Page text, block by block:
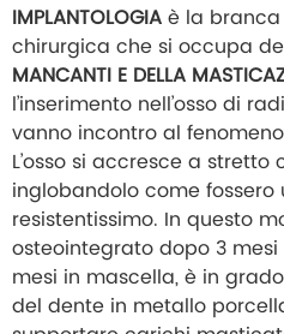
IMPLANTOLOGIAè la branca
chirurgica che si occupa
MANCANTI E DELLA
l’inserimento nell’osso di
vanno incontro al
L’osso si accresce a
inglobandolo come
resistentissimo. In questo
osteointegrato dopo 3
mesi in mascella, è in
del dente in metallo